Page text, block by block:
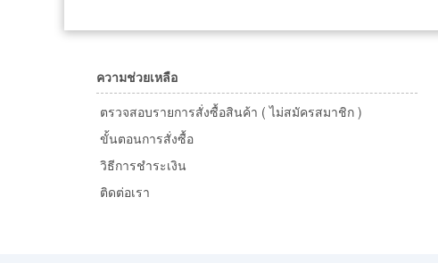
ความช่วยเหลือ
ตรวจสอบรายการสั่งซื้อสินค้า ( ไม่สมัครสมาชิก )
ขั้นตอนการสั่งซื้อ
วิธีการชำระเงิน
ติดต่อเรา